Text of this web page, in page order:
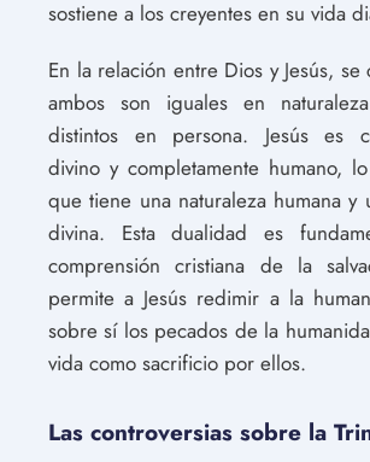
sostiene a los creyentes en su vida
En la relación entre Dios y Jesús,
ambos son iguales en
distintos en persona. Jesús es
divino y completamente humano,
que tiene una naturaleza humana y
divina. Esta dualidad es
comprensión cristiana de la
permite a Jesús redimir a la
sobre sí los pecados de la
vida como sacrificio por ellos.
Las controversias sobre la